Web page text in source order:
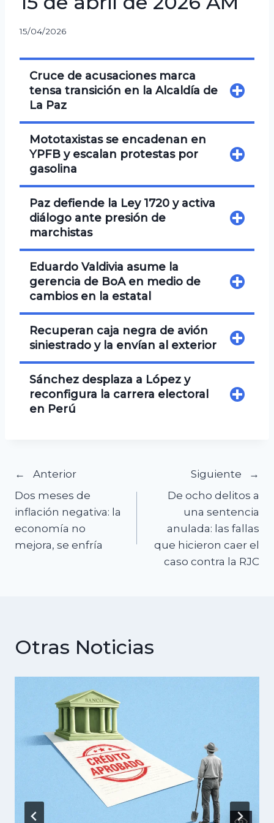
15/04/2026
Cruce de acusaciones marca
tensa transición en la Alcaldía de
La Paz
Mototaxistas se encadenan en
YPFB y escalan protestas por
gasolina
Paz defiende la Ley 1720 y activa
diálogo ante presión de
marchistas
Eduardo Valdivia asume la
gerencia de BoA en medio de
cambios en la estatal
Recuperan caja negra de avión
siniestrado y la envían al exterior
Sánchez desplaza a López y
reconfigura la carrera electoral
en Perú
Navegación
de
entradas
Anterior
Dos meses de
inflación negativa: la
economía no
mejora, se enfría
Siguiente
De ocho delitos a
una sentencia
anulada: las fallas
que hicieron caer el
caso contra la RJC
Otras Noticias